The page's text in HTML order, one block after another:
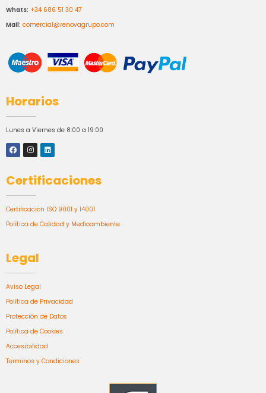
Whats: +34 686 51 30 47
Mail: comercial@renovagrupo.com
Horarios
Lunes a Viernes de 8:00 a 19:00
Certificaciones
Certificación ISO 9001 y 14001
Política de Calidad y Medioambiente
Legal
Aviso Legal
Política de Privacidad
Protección de Datos
Política de Cookies
Accesibilidad
Terminos y Condiciones